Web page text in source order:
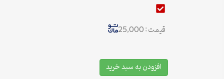
قیمت : 25,000
افزودن به سبد خرید